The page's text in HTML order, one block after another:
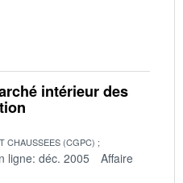
intérieur des
CHAUSSEES (CGPC)
ligne: déc. 2005
Affaire